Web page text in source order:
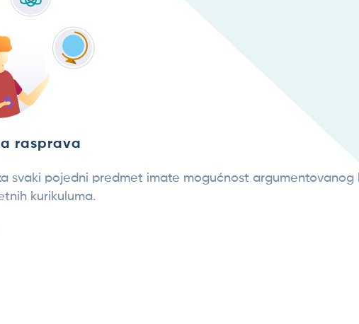
rasprava
svaki pojedni predmet imate mogućnost argumentovanog
kurikuluma.